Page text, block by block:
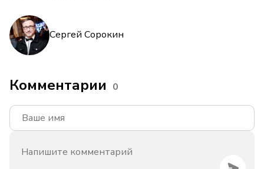
Сергей Сорокин
Комментарии 0